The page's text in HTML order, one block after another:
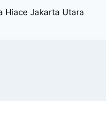
Hiace Jakarta Utara